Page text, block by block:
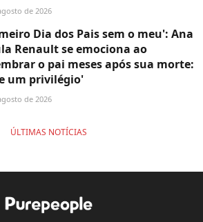
de 2026
Dia dos Pais sem o meu': Ana
Renault se emociona ao
o pai meses após sua morte:
um privilégio'
de 2026
ÚLTIMAS NOTÍCIAS